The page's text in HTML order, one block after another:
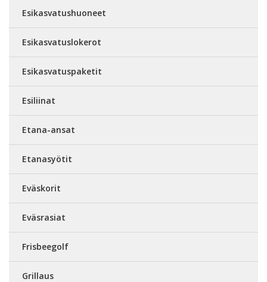
Esikasvatushuoneet
Esikasvatuslokerot
Esikasvatuspaketit
Esiliinat
Etana-ansat
Etanasyötit
Eväskorit
Eväsrasiat
Frisbeegolf
Grillaus